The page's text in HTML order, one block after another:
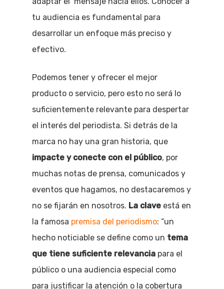
tu audiencia es fundamental para
desarrollar un enfoque más preciso y
efectivo.
Podemos tener y ofrecer el mejor
producto o servicio, pero esto no será lo
suficientemente relevante para despertar
el interés del periodista. Si detrás de la
marca no hay una gran historia, que
impacte y conecte con el público, por
muchas notas de prensa, comunicados y
eventos que hagamos, no destacaremos y
no se fijarán en nosotros. La clave está en
la famosa premisa del periodismo: “un
hecho noticiable se define como un tema
que tiene suficiente relevancia para el
público o una audiencia especial como
para justificar la atención o la cobertura